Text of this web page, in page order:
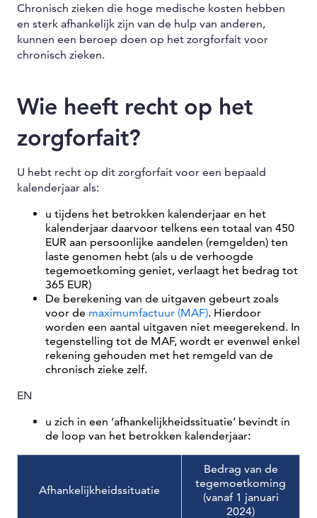
Chronisch zieken die hoge medische kosten hebben
en sterk afhankelijk zijn van de hulp van anderen,
kunnen een beroep doen op het zorgforfait voor
chronisch zieken.
Wie heeft recht op het
zorgforfait?
U hebt recht op dit zorgforfait voor een bepaald
kalenderjaar als:
u tijdens het betrokken kalenderjaar en het
kalenderjaar daarvoor telkens een totaal van 450
EUR aan persoonlijke aandelen (remgelden) ten
laste genomen hebt (als u de verhoogde
tegemoetkoming geniet, verlaagt het bedrag tot
365 EUR)
De berekening van de uitgaven gebeurt zoals
voor de maximumfactuur (MAF). Hierdoor
worden een aantal uitgaven niet meegerekend. In
tegenstelling tot de MAF, wordt er evenwel enkel
rekening gehouden met het remgeld van de
chronisch zieke zelf.
EN
u zich in een ‘afhankelijkheidssituatie’ bevindt in
de loop van het betrokken kalenderjaar:
Afhankelijkheidssituatie
Bedrag van de
tegemoetkoming
(vanaf 1 januari
2024)